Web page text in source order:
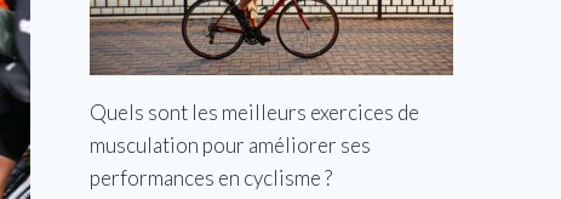
Quels sont les meilleurs exercices de
musculation pour améliorer ses
performances en cyclisme ?